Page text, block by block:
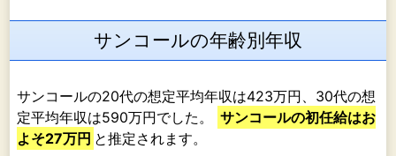
サンコールの年齢別年収
サンコールの20代の想定平均年収は423万円、30代の想
定平均年収は590万円でした。
サンコールの初任給はお
よそ27万円 と推定されます。